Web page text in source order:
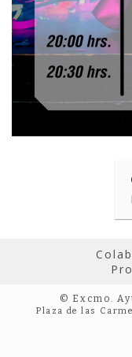
© Excmo.
Plaza de las